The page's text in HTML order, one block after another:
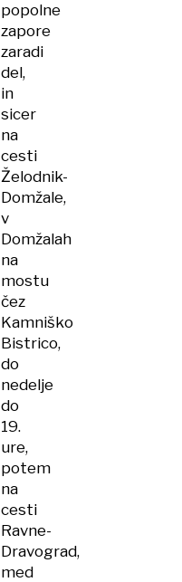
popolne
zapore
zaradi
del,
in
sicer
na
cesti
Želodnik-
Domžale,
v
Domžalah
na
mostu
čez
Kamniško
Bistrico,
do
nedelje
do
19.
ure,
potem
na
cesti
Ravne-
Dravograd,
med